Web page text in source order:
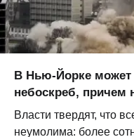
В Нью-Йорке может
небоскреб, причем
Власти твердят, что
неумолима: более